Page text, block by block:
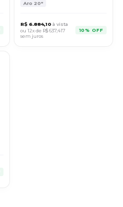
Aro 20"
R$ 6.884,10 à vista
ou 12x de R$637,417
sem juros
10% OFF